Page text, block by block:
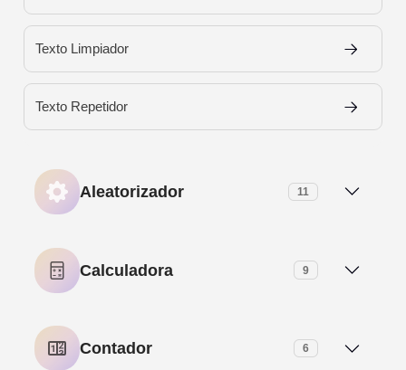
Texto Limpiador
Texto Repetidor
Aleatorizador 11
Al Azar De Emoji Generador
Al Azar Del Generador Del Correo Electrónico
Calculadora 9
Base-N De La Calculadora
Contador 6